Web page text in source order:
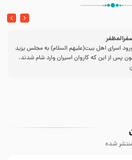
ورود اسراى اهل بیت‌(علیهم السلام) به مجلس یزید
پس از این كه كاروان اسیران وارد شام شدند،
شده